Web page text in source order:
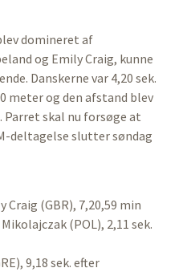
domineret af
og Emily Craig, kunne
Danskerne var 4,20 sek.
meter og den afstand blev
Parret skal nu forsøge at
deltagelse slutter søndag
(GBR), 7,20,59 min
(POL), 2,11 sek.
9,18 sek. efter